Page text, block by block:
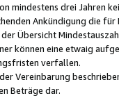
mindestens drei Jahren
Ankündigung die
Übersicht
können eine etwaig
verfallen.
Vereinbarung
Beträge dar.